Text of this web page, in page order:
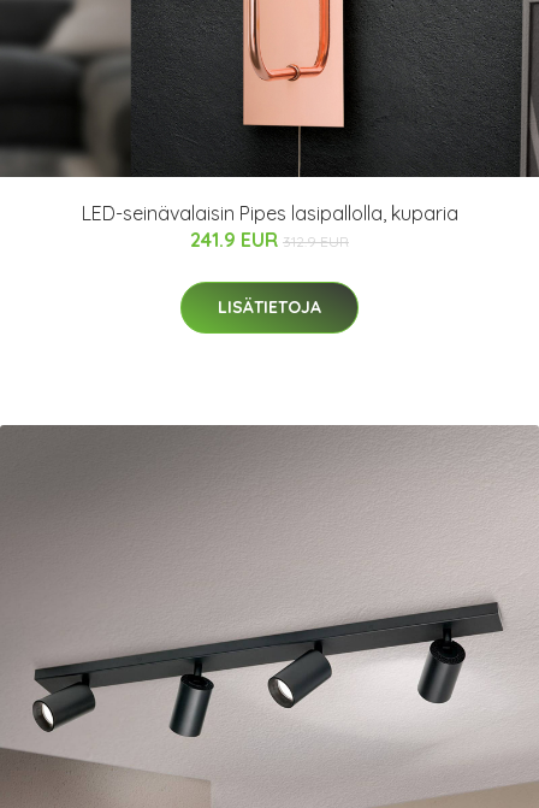
LED-seinävalaisin Pipes lasipallolla, kuparia
241.9 EUR 312.9 EUR
LISÄTIETOJA